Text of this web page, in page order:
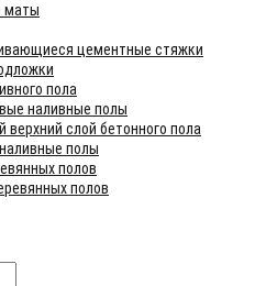
маты
цементные стяжки
пола
наливные полы
слой бетонного пола
полы
полов
полов